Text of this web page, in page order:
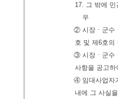
17. 그 밖에
우
② 시장ㆍ군수
호 및 제6호의
③ 시장ㆍ군수
사항을 공고하
④ 임대사업자
내에 그 사실